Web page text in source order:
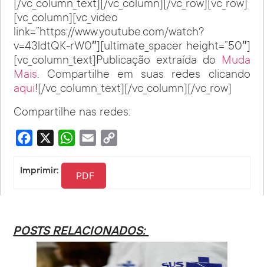
[/vc_column_text][/vc_column][/vc_row][vc_row]
[vc_column][vc_video
link=”https://www.youtube.com/watch?
v=43ldtQK-rW0″][ultimate_spacer height=”50″]
[vc_column_text]Publicação extraída do Muda
Mais. Compartilhe em suas redes clicando
aqui![/vc_column_text][/vc_column][/vc_row]
Compartilhe nas redes:
Facebook WhatsApp
Email
Imprimir: PDF
POSTS RELACIONADOS: